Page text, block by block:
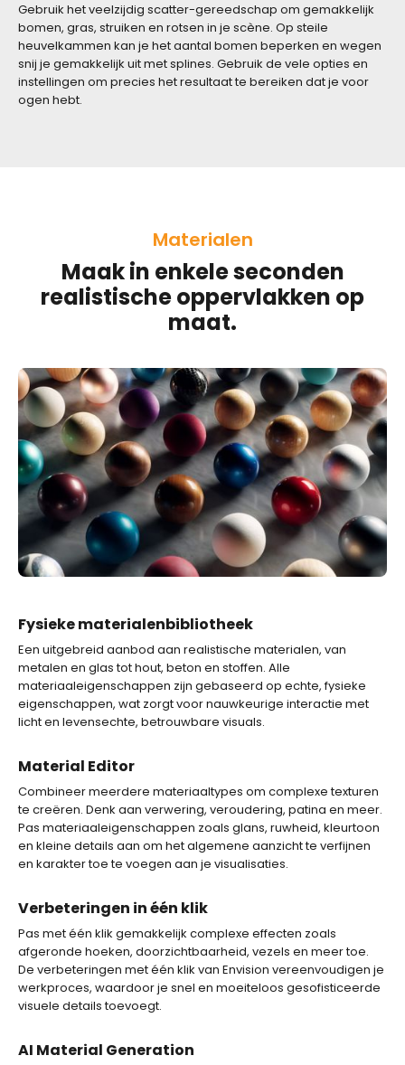
Gebruik het veelzijdig scatter-gereedschap om gemakkelijk
bomen, gras, struiken en rotsen in je scène. Op steile
heuvelkammen kan je het aantal bomen beperken en wegen
snij je gemakkelijk uit met splines. Gebruik de vele opties en
instellingen om precies het resultaat te bereiken dat je voor
ogen hebt.
Materialen
Maak in enkele seconden
realistische oppervlakken op
maat.
Fysieke materialenbibliotheek
Een uitgebreid aanbod aan realistische materialen, van
metalen en glas tot hout, beton en stoffen. Alle
materiaaleigenschappen zijn gebaseerd op echte, fysieke
eigenschappen, wat zorgt voor nauwkeurige interactie met
licht en levensechte, betrouwbare visuals.
Material Editor
Combineer meerdere materiaaltypes om complexe texturen
te creëren. Denk aan verwering, veroudering, patina en meer.
Pas materiaaleigenschappen zoals glans, ruwheid, kleurtoon
en kleine details aan om het algemene aanzicht te verfijnen
en karakter toe te voegen aan je visualisaties.
Verbeteringen in één klik
Pas met één klik gemakkelijk complexe effecten zoals
afgeronde hoeken, doorzichtbaarheid, vezels en meer toe.
De verbeteringen met één klik van Envision vereenvoudigen je
werkproces, waardoor je snel en moeiteloos gesofisticeerde
visuele details toevoegt.
AI Material Generation